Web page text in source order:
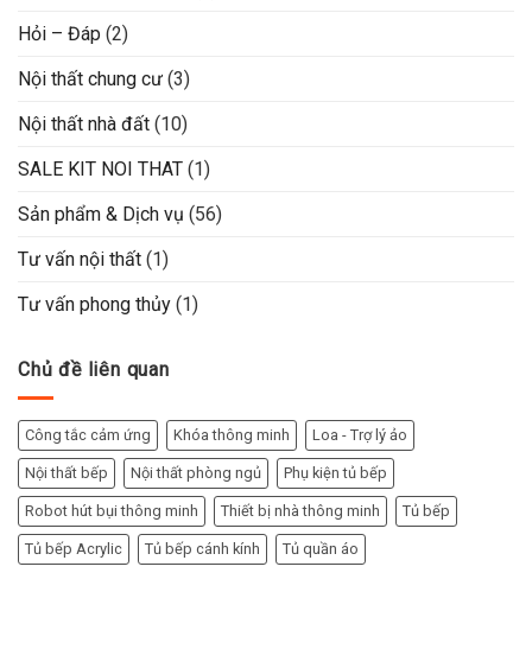
Hỏi – Đáp (2)
Nội thất chung cư (3)
Nội thất nhà đất (10)
SALE KIT NOI THAT (1)
Sản phẩm & Dịch vụ (56)
Tư vấn nội thất (1)
Tư vấn phong thủy (1)
Chủ đề liên quan
Công tắc cảm ứng Khóa thông minh Loa - Trợ lý ảo
Nội thất bếp Nội thất phòng ngủ Phụ kiện tủ bếp
Robot hút bụi thông minh Thiết bị nhà thông minh Tủ bếp
Tủ bếp Acrylic Tủ bếp cánh kính Tủ quần áo